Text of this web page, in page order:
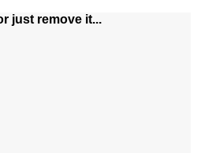
just remove it...